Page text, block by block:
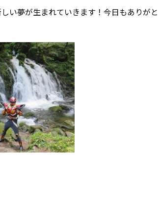
い夢が生まれていきます！今日もありがと